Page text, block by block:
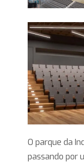
O parque da
passando por